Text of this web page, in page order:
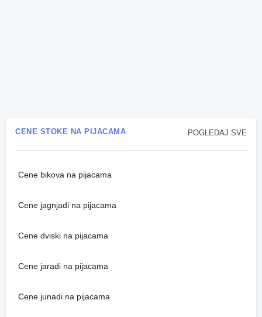
POGLEDAJ SVE
CENE STOKE NA PIJACAMA
Cene bikova na pijacama
Cene jagnjadi na pijacama
Cene dviski na pijacama
Cene jaradi na pijacama
Cene junadi na pijacama